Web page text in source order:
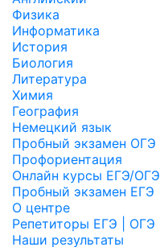
Физика
Информатика
История
Биология
Литература
Химия
География
Немецкий язык
Пробный экзамен ОГЭ
Профориентация
Онлайн курсы ЕГЭ/ОГЭ
Пробный экзамен ЕГЭ
О центре
Репетиторы ЕГЭ | ОГЭ
Наши результаты